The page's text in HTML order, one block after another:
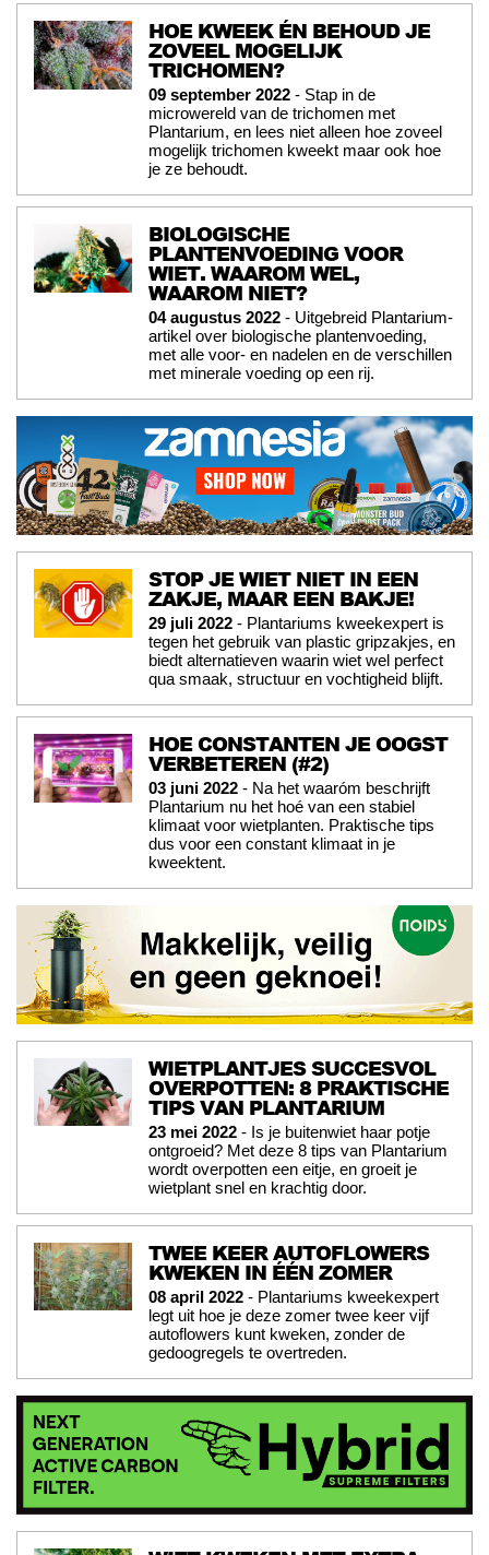
HOE KWEEK ÉN BEHOUD JE
ZOVEEL MOGELIJK
TRICHOMEN?
09 september 2022 - Stap in de
microwereld van de trichomen met
Plantarium, en lees niet alleen hoe zoveel
mogelijk trichomen kweekt maar ook hoe
je ze behoudt.
BIOLOGISCHE
PLANTENVOEDING VOOR
WIET. WAAROM WEL,
WAAROM NIET?
04 augustus 2022 - Uitgebreid Plantarium-
artikel over biologische plantenvoeding,
met alle voor- en nadelen en de verschillen
met minerale voeding op een rij.
STOP JE WIET NIET IN EEN
ZAKJE, MAAR EEN BAKJE!
29 juli 2022 - Plantariums kweekexpert is
tegen het gebruik van plastic gripzakjes, en
biedt alternatieven waarin wiet wel perfect
qua smaak, structuur en vochtigheid blijft.
HOE CONSTANTEN JE OOGST
VERBETEREN (#2)
03 juni 2022 - Na het waaróm beschrijft
Plantarium nu het hoé van een stabiel
klimaat voor wietplanten. Praktische tips
dus voor een constant klimaat in je
kweektent.
WIETPLANTJES SUCCESVOL
OVERPOTTEN: 8 PRAKTISCHE
TIPS VAN PLANTARIUM
23 mei 2022 - Is je buitenwiet haar potje
ontgroeid? Met deze 8 tips van Plantarium
wordt overpotten een eitje, en groeit je
wietplant snel en krachtig door.
TWEE KEER AUTOFLOWERS
KWEKEN IN ÉÉN ZOMER
08 april 2022 - Plantariums kweekexpert
legt uit hoe je deze zomer twee keer vijf
autoflowers kunt kweken, zonder de
gedoogregels te overtreden.